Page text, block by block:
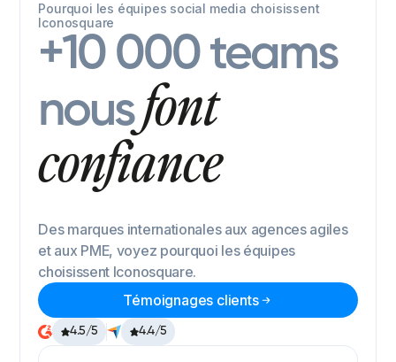
Pourquoi les équipes social media choisissent
Iconosquare
+10 000 teams
nousfont
confiance
Des marques internationales aux agences agiles
et aux PME, voyez pourquoi les équipes
choisissent Iconosquare.
Témoignages clients
4.5/5 4.4/5